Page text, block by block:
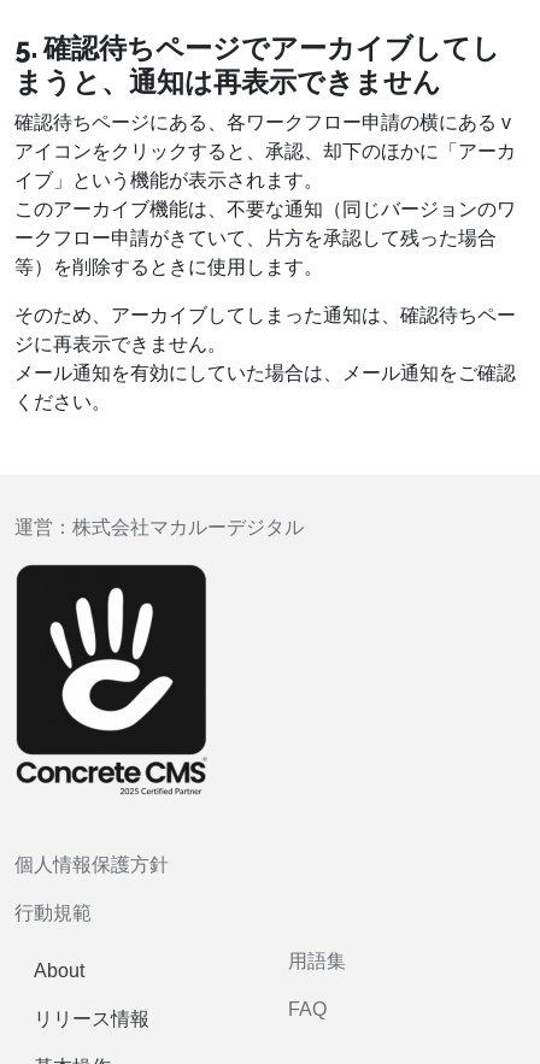
5. 確認待ちページでアーカイブしてし
まうと、通知は再表示できません
確認待ちページにある、各ワークフロー申請の横にある v
アイコンをクリックすると、承認、却下のほかに「アーカ
イブ」という機能が表示されます。
このアーカイブ機能は、不要な通知（同じバージョンのワ
ークフロー申請がきていて、片方を承認して残った場合
等）を削除するときに使用します。
そのため、アーカイブしてしまった通知は、確認待ちペー
ジに再表示できません。
メール通知を有効にしていた場合は、メール通知をご確認
ください。
運営： 株式会社マカルーデジタル
個人情報保護方針
行動規範
About
リリース情報
用語集
FAQ